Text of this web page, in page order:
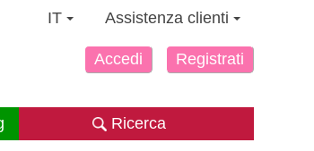
IT Assistenza clienti
Accedi Registrati
Ricerca